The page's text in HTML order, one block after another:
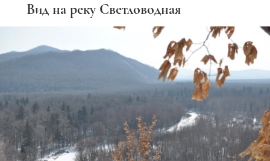
Вид на реку Светловодная